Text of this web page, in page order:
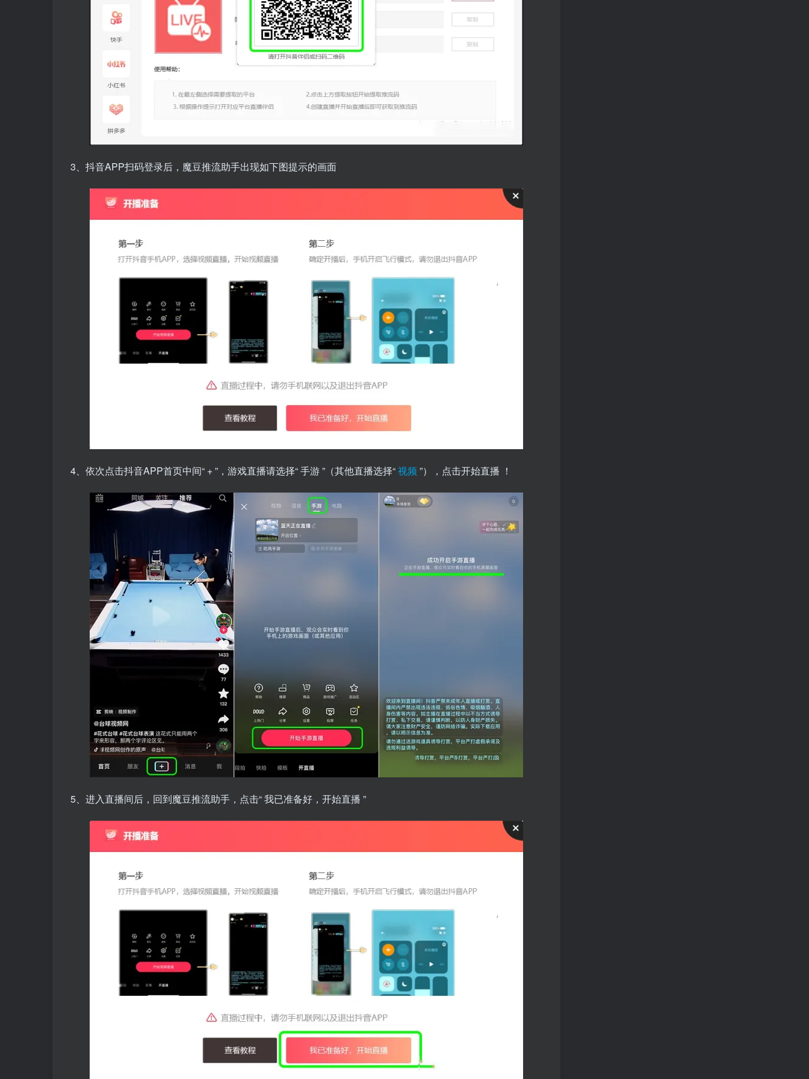
3、抖音APP扫码登录后，魔豆推流助手出现如下图提示的画面
4、依次点击抖音APP首页中间“ + ”，游戏直播请选择“ 手游 ”（其他直播选择“视频 ”），点击开始直播 ！
5、进入直播间后，回到魔豆推流助手，点击“ 我已准备好，开始直播 ”